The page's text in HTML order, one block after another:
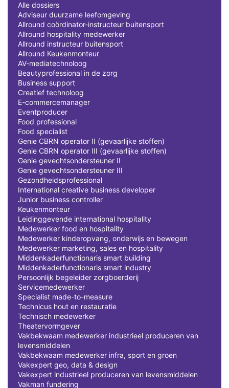
Alle dossiers
Adviseur duurzame leefomgeving
Allround coördinator-instructeur buitensport
Allround hospitality medewerker
Allround instructeur buitensport
Allround Keukenmonteur
AV-mediatechnoloog
Beautyprofessional in de zorg
Business support
Creatief technoloog
E-commercemanager
Eventproducer
Food professional
Food specialist
Genie CBRN operator II (gevaarlijke stoffen)
Genie CBRN operator III (gevaarlijke stoffen)
Genie gevechtsondersteuner II
Genie gevechtsondersteuner III
Gezondheidsprofessional
International creative business developer
Junior business controller
Keukenmonteur
Leidinggevende international hospitality
Medewerker food en hospitality
Medewerker kinderopvang, onderwijs en bewegen
Medewerker marketing, sales en hospitality
Middenkaderfunctionaris smart building
Middenkaderfunctionaris smart industry
Persoonlijk begeleider zorgboerderij
Servicemedewerker
Specialist made-to-measure
Technicus hout en restauratie
Technisch medewerker
Theatervormgever
Vakbekwaam medewerker industrieel produceren van
levensmiddelen
Vakbekwaam medewerker infra, sport en groen
Vakexpert geo, data & design
Vakexpert industrieel produceren van levensmiddelen
Vakman fundering